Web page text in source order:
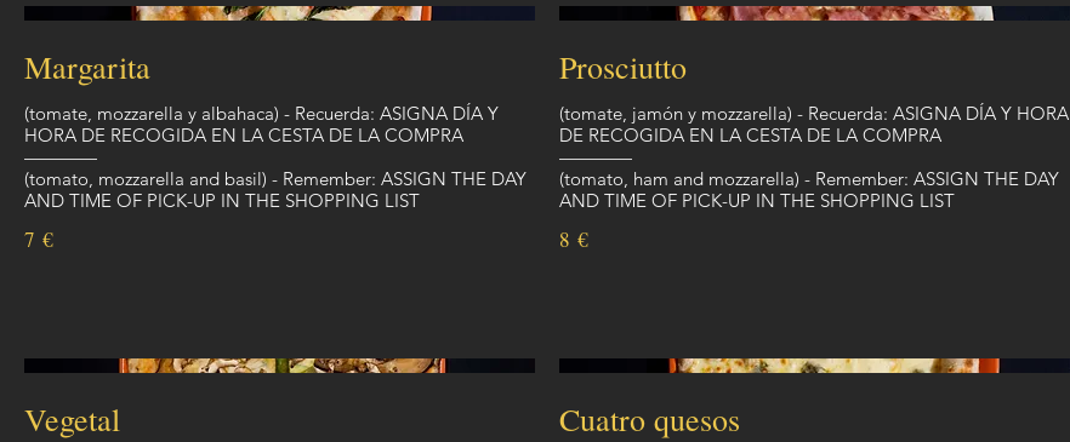
Margarita
(tomate, mozzarella y albahaca) - Recuerda: ASIGNA DÍA Y
HORA DE RECOGIDA EN LA CESTA DE LA COMPRA
————
(tomato, mozzarella and basil) - Remember: ASSIGN THE DAY
7 €
Prosciutto
(tomate, jamón y mozzarella) - Recuerda: ASIGNA DÍA Y HORA
DE RECOGIDA EN LA CESTA DE LA COMPRA
————
(tomato, ham and mozzarella) - Remember: ASSIGN THE DAY
8 €
Vegetal Cuatro quesos